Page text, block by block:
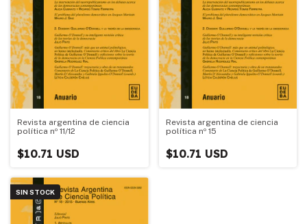
Revista argentina de ciencia
política nº 11/12
$10.71 USD
Revista argentina de ciencia
política nº 15
$10.71 USD
SIN STOCK